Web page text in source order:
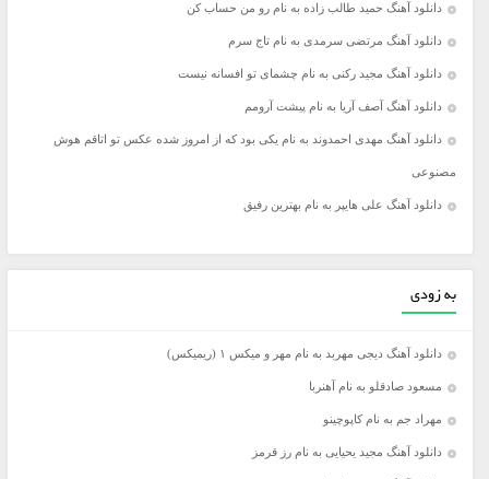
دانلود آهنگ حمید طالب زاده به نام رو من حساب کن
دانلود آهنگ مرتضی سرمدی به نام تاج سرم
دانلود آهنگ مجید رکنی به نام چشمای تو افسانه نیست
دانلود آهنگ آصف آریا به نام پیشت آرومم
دانلود آهنگ مهدی احمدوند به نام یکی بود که از امروز شده عکس تو اتاقم هوش
مصنوعی
دانلود آهنگ علی هایپر به نام بهترین رفیق
به زودی
دانلود آهنگ دیجی مهربد به نام مهر و میکس ۱ (ریمیکس)
مسعود صادقلو به نام آهنربا
مهراد جم به نام کاپوچینو
دانلود آهنگ مجید یحیایی به نام رز قرمز